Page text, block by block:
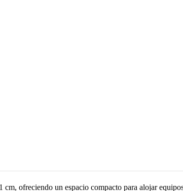
ofreciendo un espacio compacto para alojar